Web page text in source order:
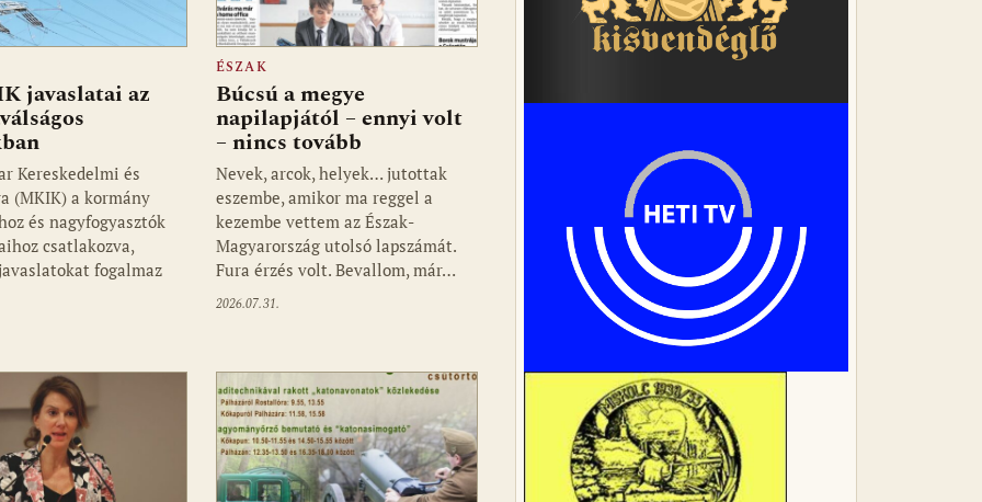
javaslatai az
Kereskedelmi és
(MKIK) a kormány
és nagyfogyasztók
csatlakozva,
fogalmaz
ÉSZAK
Búcsú a megye
napilapjától – ennyi volt
– nincs tovább
Nevek, arcok, helyek… jutottak
eszembe, amikor ma reggel a
kezembe vettem az Észak-
Magyarország utolsó lapszámát.
Fura érzés volt. Bevallom, már…
2026.07.31.